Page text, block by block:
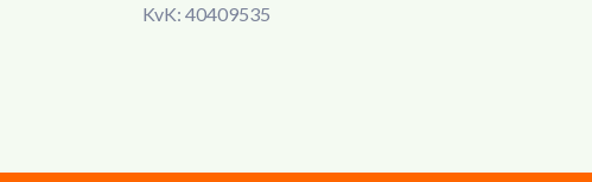
KvK: 40409535